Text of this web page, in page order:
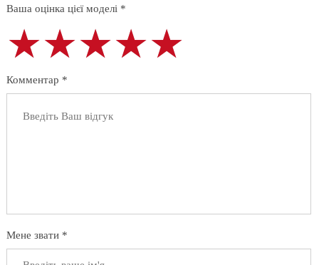
Ваша оцінка цієї моделі *
★★★★★
★★★★★
★★★★★
Комментар *
Мене звати *